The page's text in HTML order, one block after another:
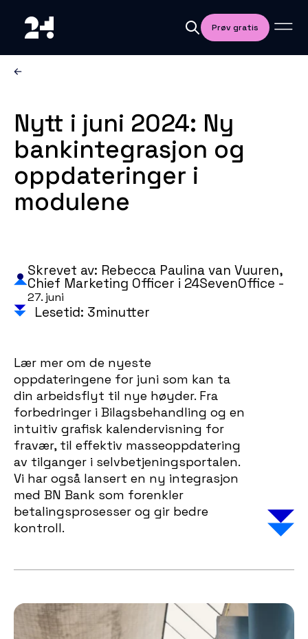
Prøv gratis
Nytt i juni 2024: Ny
bankintegrasjon og
oppdateringer i
modulene
Skrevet av: Rebecca Paulina van Vuuren,
Chief Marketing Officer i 24SevenOffice -
27. juni
Lesetid: 3minutter
Lær mer om de nyeste
oppdateringene for juni som kan ta
din arbeidsflyt til nye høyder. Fra
forbedringer i Bilagsbehandling og en
intuitiv grafisk kalendervisning for
fravær, til effektiv masseoppdatering
av tilganger i selvbetjeningsportalen.
Vi har også lansert en ny integrasjon
med BN Bank som forenkler
betalingsprosesser og gir bedre
kontroll.